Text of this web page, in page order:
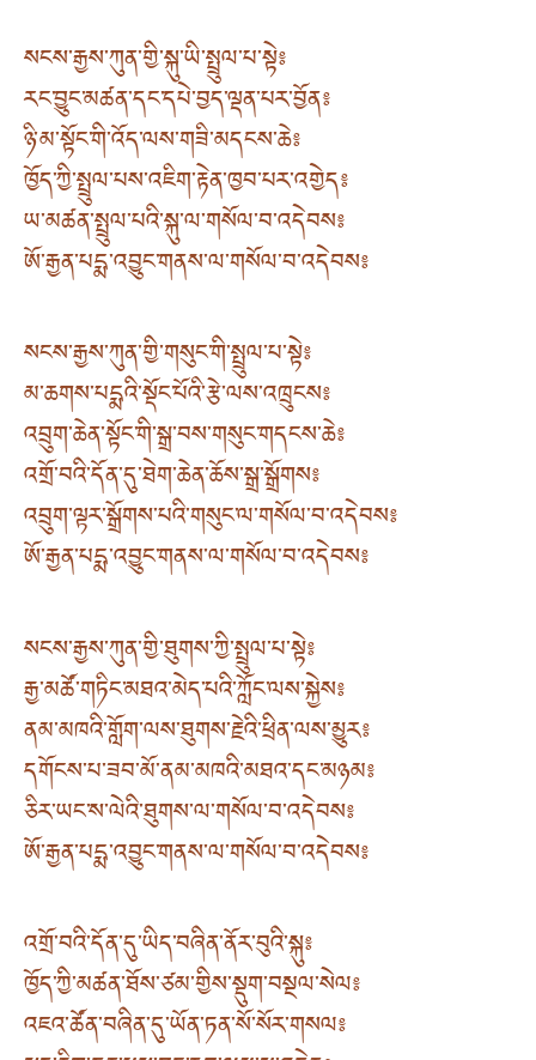
སངས་རྒྱས་ཀུན་གྱི་སྐུ་ཡི་སྤྲུལ་པ་སྟེ༔
རང་བྱུང་མཚན་དང་དཔེ་བྱད་ལྡན་པར་བྱོན༔
ཉི་མ་སྟོང་གི་འོད་ལས་གཟི་མདངས་ཆེ༔
ཁྱོད་ཀྱི་སྤྲུལ་པས་འཇིག་རྟེན་ཁྱབ་པར་འགྱེད༔
ཡ་མཚན་སྤྲུལ་པའི་སྐུ་ལ་གསོལ་བ་འདེབས༔
ཨོ་རྒྱན་པདྨ་འབྱུང་གནས་ལ་གསོལ་བ་འདེབས༔
སངས་རྒྱས་ཀུན་གྱི་གསུང་གི་སྤྲུལ་པ་སྟེ༔
མ་ཆགས་པདྨའི་སྡོང་པོའི་རྩེ་ལས་འཁྲུངས༔
འབྲུག་ཆེན་སྟོང་གི་སྒྲ་བས་གསུང་གདངས་ཆེ༔
འགྲོ་བའི་དོན་དུ་ཐེག་ཆེན་ཆོས་སྒྲ་སྒྲོགས༔
འབྲུག་ལྟར་སྒྲོགས་པའི་གསུང་ལ་གསོལ་བ་འདེབས༔
ཨོ་རྒྱན་པདྨ་འབྱུང་གནས་ལ་གསོལ་བ་འདེབས༔
སངས་རྒྱས་ཀུན་གྱི་ཐུགས་ཀྱི་སྤྲུལ་པ་སྟེ༔
རྒྱ་མཚོ་གཏིང་མཐའ་མེད་པའི་ཀློང་ལས་སྐྱེས༔
ནམ་མཁའི་གློག་ལས་ཐུགས་རྗེའི་ཕྲིན་ལས་མྱུར༔
དགོངས་པ་ཟབ་མོ་ནམ་མཁའི་མཐའ་དང་མཉམ༔
ཅིར་ཡང་ས་ལེའི་ཐུགས་ལ་གསོལ་བ་འདེབས༔
ཨོ་རྒྱན་པདྨ་འབྱུང་གནས་ལ་གསོལ་བ་འདེབས༔
འགྲོ་བའི་དོན་དུ་ཡིད་བཞིན་ནོར་བུའི་སྐུ༔
ཁྱོད་ཀྱི་མཚན་ཐོས་ཙམ་གྱིས་སྡུག་བསྔལ་སེལ༔
འཇའ་ཚོན་བཞིན་དུ་ཡོན་ཏན་སོ་སོར་གསལ༔